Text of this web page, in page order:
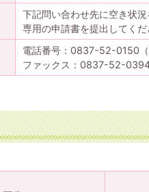
下記問い合わせ先に空き状況
専用の申請書を提出してくだ
電話番号：0837-52-0150（
ファックス：0837-52-0394